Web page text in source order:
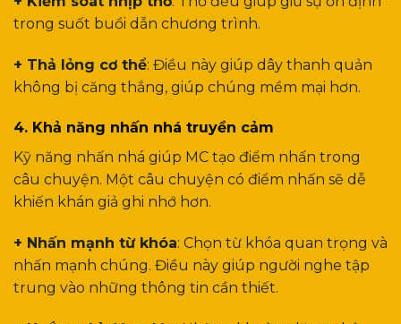
trong suốt buổi dẫn chương trình.
+ Thả lỏng cơ thể: Điều này giúp dây thanh quản
không bị căng thẳng, giúp chúng mềm mại hơn.
4. Khả năng nhấn nhá truyền cảm
Kỹ năng nhấn nhá giúp MC tạo điểm nhấn trong
câu chuyện. Một câu chuyện có điểm nhấn sẽ dễ
khiến khán giả ghi nhớ hơn.
+ Nhấn mạnh từ khóa: Chọn từ khóa quan trọng và
nhấn mạnh chúng. Điều này giúp người nghe tập
trung vào những thông tin cần thiết.